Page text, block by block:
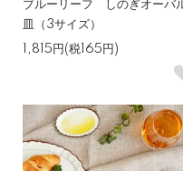
ブルーリーフ しのぎオーバ
皿（3サイズ）
1,815円(税165円)